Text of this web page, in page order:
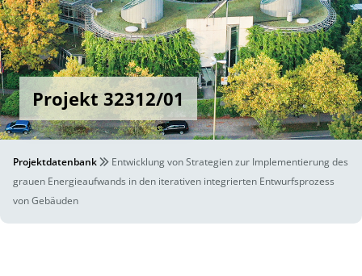
Projekt 32312/01
Projektdatenbank
Entwicklung von Strategien zur Implementierung des
grauen Energieaufwands in den iterativen integrierten Entwurfsprozess
von Gebäuden